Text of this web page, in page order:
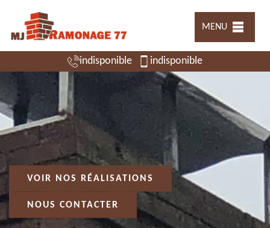
MENU
indisponible indisponible
VOIR NOS RÉALISATIONS
NOUS CONTACTER